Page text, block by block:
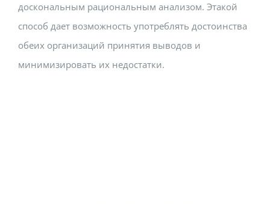
доскональным рациональным анализом. Этакой
способ дает возможность употреблять достоинства
обеих организаций принятия выводов и
минимизировать их недостатки.